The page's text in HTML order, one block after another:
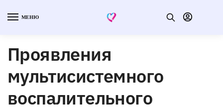
МЕНЮ
Проявления
мультисистемного
воспалительного